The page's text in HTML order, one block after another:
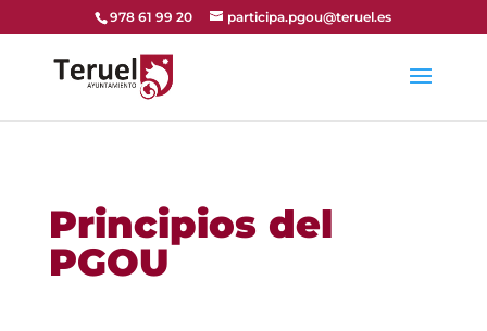
978 61 99 20 participa.pgou@teruel.es
Principios del
PGOU